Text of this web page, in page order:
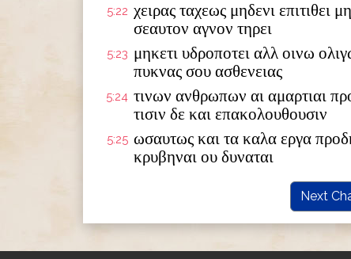
5:22 χειρας ταχεως μηδενι επιτιθει
σεαυτον αγνον τηρει
5:23 μηκετι υδροποτει αλλ οινω
πυκνας σου ασθενειας
5:24 τινων ανθρωπων αι αμαρτιαι
τισιν δε και επακολουθουσιν
5:25 ωσαυτως και τα καλα εργα
κρυβηναι ου δυναται
Next